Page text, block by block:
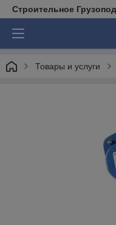
Строительное
Товары и услуги